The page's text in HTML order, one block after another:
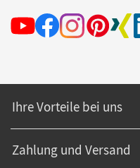
Ihre Vorteile bei uns
Zahlung und Versand